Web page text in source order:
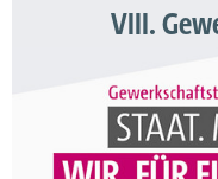
VIII.